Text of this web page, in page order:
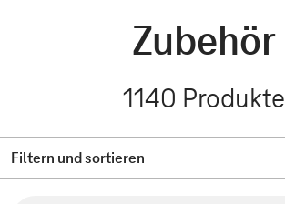
Zubehör
1140 Produkte
Filtern und sortieren